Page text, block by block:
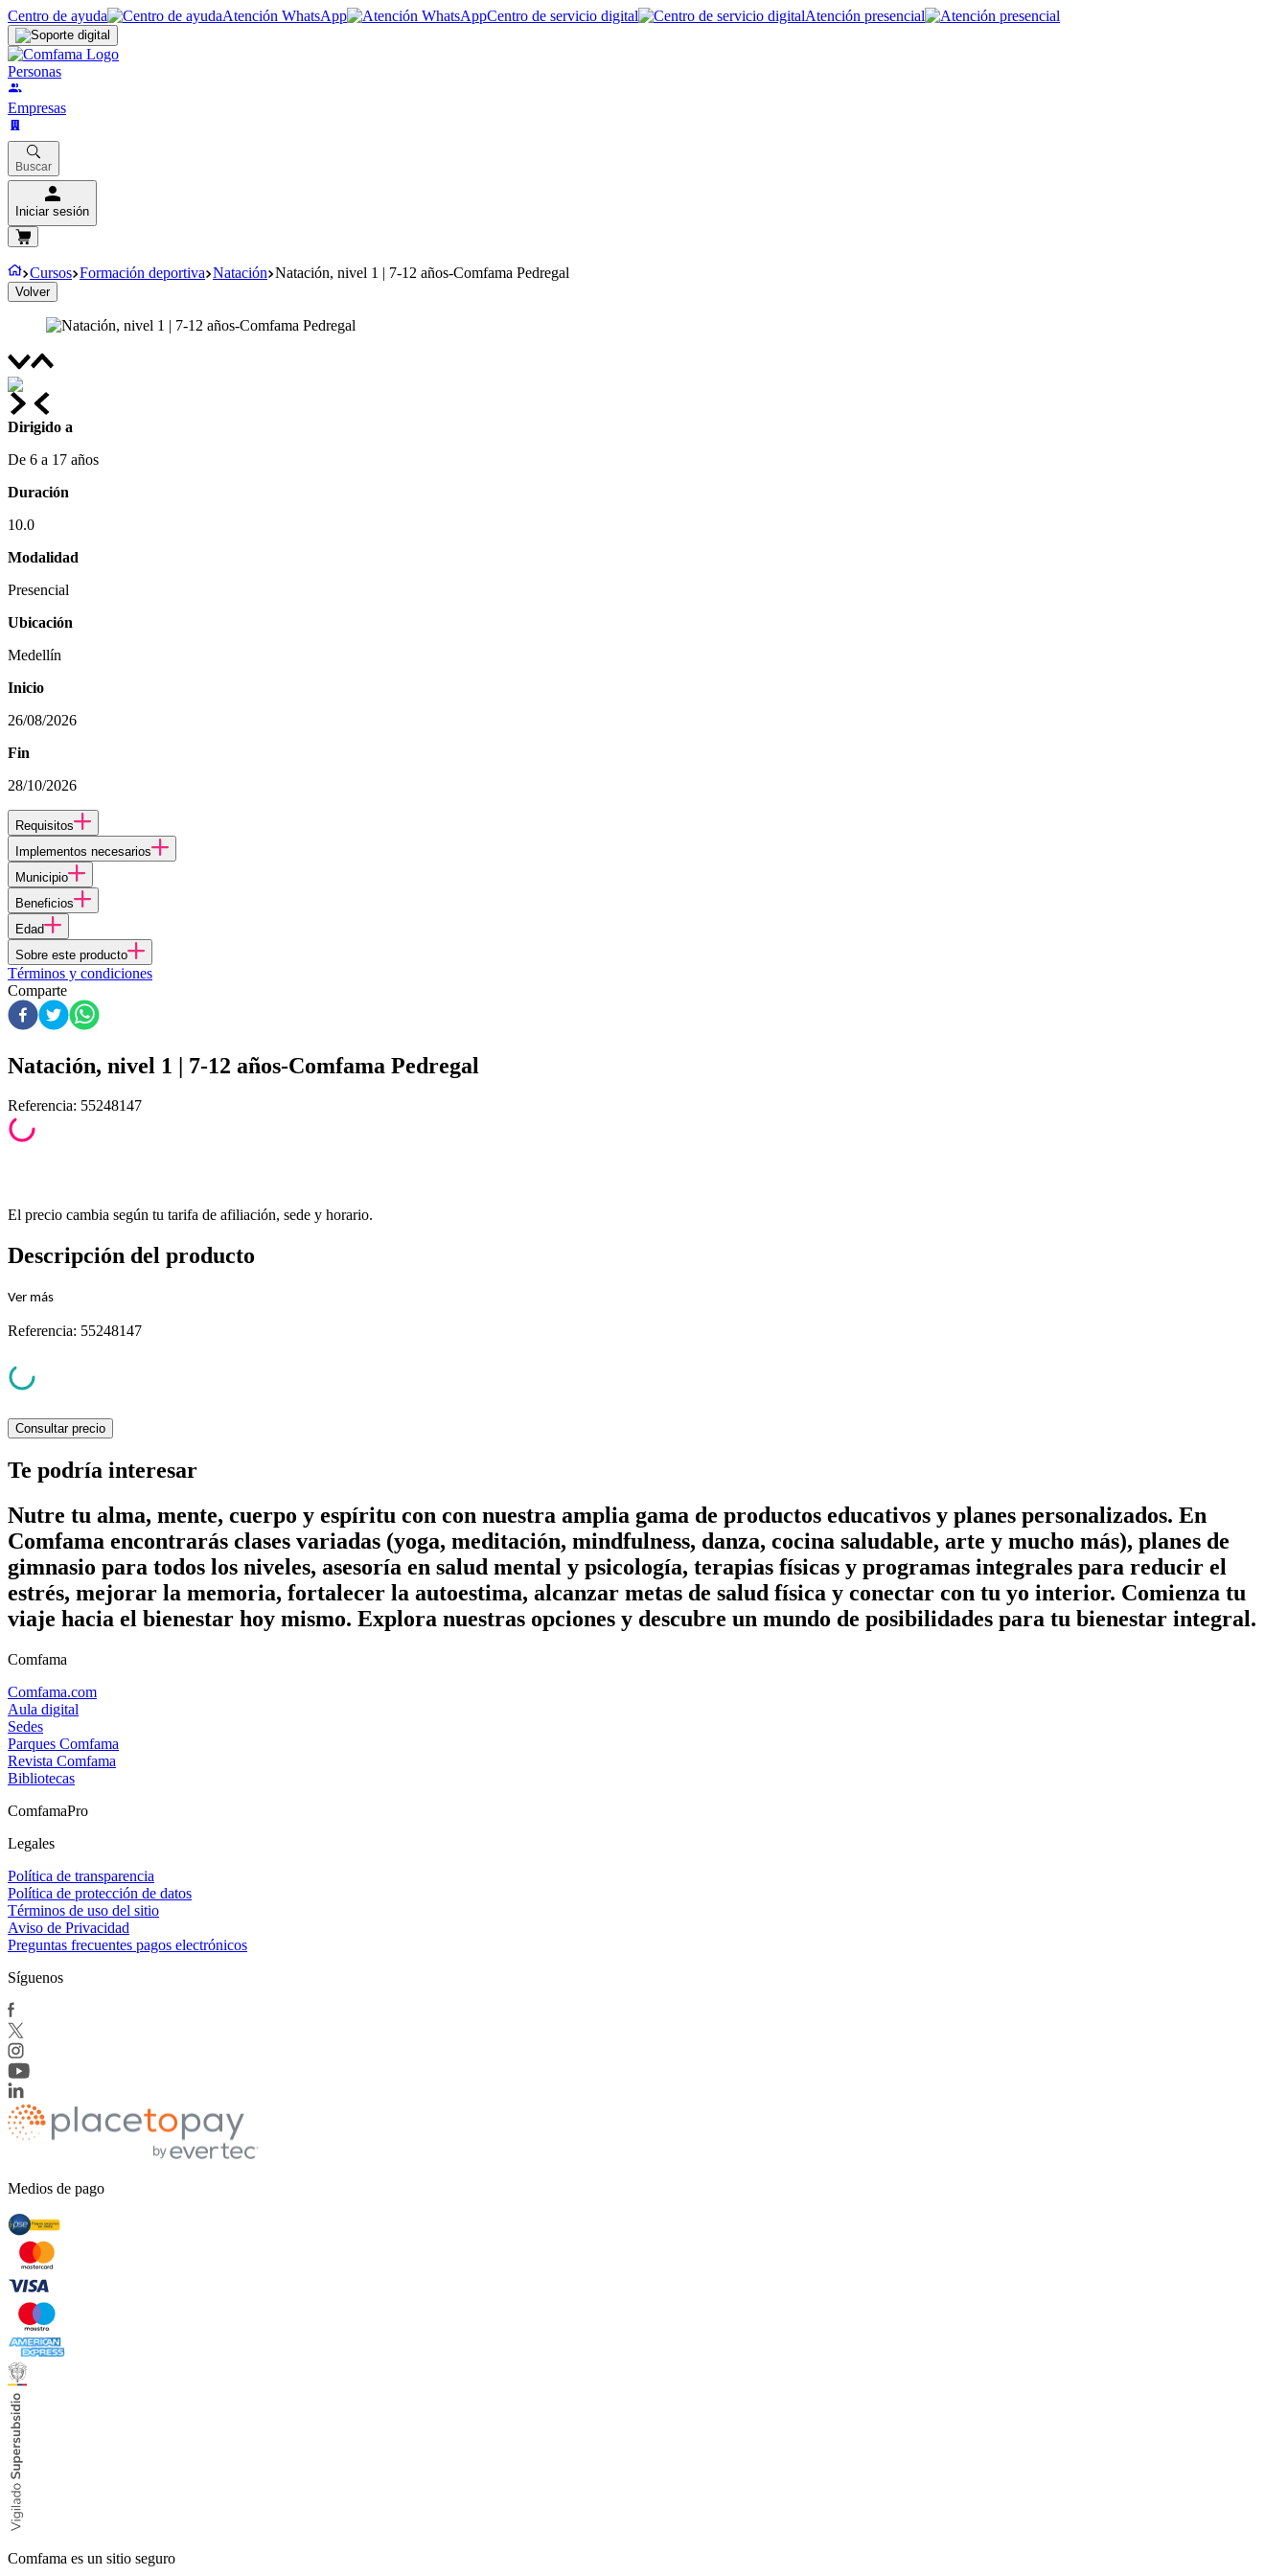
Centro de ayuda Atención WhatsApp Centro de servicio digital Atención presencial
Personas
Empresas
Buscar
Iniciar sesión
Cursos Formación deportiva Natación Natación, nivel 1 | 7-12 años-Comfama Pedregal
Volver
Dirigido a
De 6 a 17 años
Duración
10.0
Modalidad
Presencial
Ubicación
Medellín
Inicio
26/08/2026
Fin
28/10/2026
Requisitos
Implementos necesarios
Municipio
Beneficios
Edad
Sobre este producto
Términos y condiciones
Comparte
Natación, nivel 1 | 7-12 años-Comfama Pedregal
Referencia: 55248147
El precio cambia según tu tarifa de afiliación, sede y horario.
Descripción del producto
Ver más
Referencia: 55248147
Consultar precio
Te podría interesar
Nutre tu alma, mente, cuerpo y espíritu con con nuestra amplia gama de productos educativos y planes personalizados. En
Comfama encontrarás clases variadas (yoga, meditación, mindfulness, danza, cocina saludable, arte y mucho más), planes de
gimnasio para todos los niveles, asesoría en salud mental y psicología, terapias físicas y programas integrales para reducir el
estrés, mejorar la memoria, fortalecer la autoestima, alcanzar metas de salud física y conectar con tu yo interior. Comienza tu
viaje hacia el bienestar hoy mismo. Explora nuestras opciones y descubre un mundo de posibilidades para tu bienestar integral.
Comfama
Comfama.com
Aula digital
Sedes
Parques Comfama
Revista Comfama
Bibliotecas
ComfamaPro
Legales
Política de transparencia
Política de protección de datos
Términos de uso del sitio
Aviso de Privacidad
Preguntas frecuentes pagos electrónicos
Síguenos
Medios de pago
Comfama es un sitio seguro